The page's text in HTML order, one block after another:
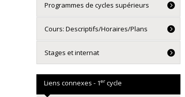
Programmes de cycles supérieurs
Cours: Descriptifs/Horaires/Plans
Stages et internat
Liens connexes - 1er cycle